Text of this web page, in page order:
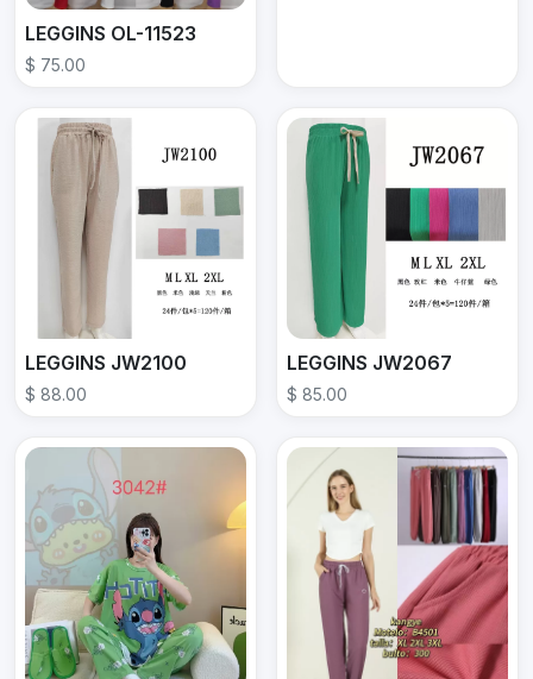
LEGGINS OL-11523
$ 75.00
LEGGINS JW2100
$ 88.00
LEGGINS JW2067
$ 85.00